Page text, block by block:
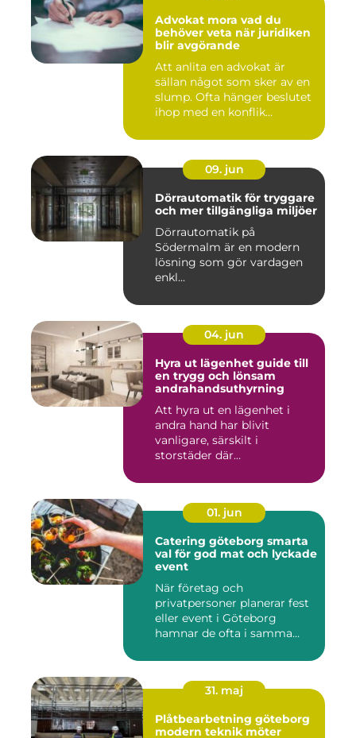
Advokat mora vad du
behöver veta när juridiken
blir avgörande
Att anlita en advokat är
sällan något som sker av en
slump. Ofta hänger beslutet
ihop med en konflik...
09. jun
Dörrautomatik för tryggare
och mer tillgängliga miljöer
Dörrautomatik på
Södermalm är en modern
lösning som gör vardagen
enkl...
04. jun
Hyra ut lägenhet guide till
en trygg och lönsam
andrahandsuthyrning
Att hyra ut en lägenhet i
andra hand har blivit
vanligare, särskilt i
storstäder där
01. jun
Catering göteborg smarta
val för god mat och lyckade
event
När företag och
privatpersoner planerar fest
eller event i Göteborg
hamnar de ofta i samma
31. maj
Plåtbearbetning göteborg
modern teknik möter